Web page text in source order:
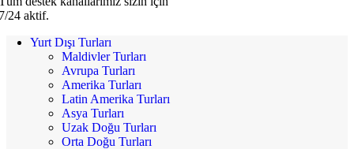
24 aktif.
Yurt Dışı Turları
Maldivler Turları
Avrupa Turları
Amerika Turları
Latin Amerika Turları
Asya Turları
Uzak Doğu Turları
Orta Doğu Turları